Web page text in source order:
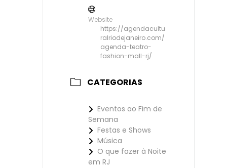
Website
https://agendacultu
ralriodejaneiro.com/
agenda-teatro-
fashion-mall-rj/
CATEGORIAS
Eventos ao Fim de
Semana
Festas e Shows
Música
O que fazer à Noite
em RJ